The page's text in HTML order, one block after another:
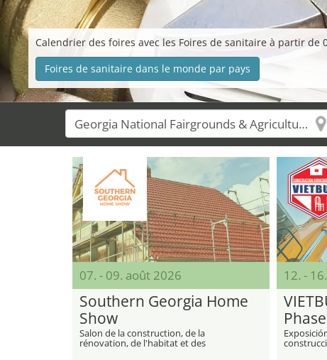
Calendrier des foires avec les Foires de sanitaire à partir de
Foires de sanitaire dans le monde par pays
07. - 09. août 2026
Southern Georgia Home
Show
Salon de la construction, de la
rénovation, de l'habitat et des
12. -